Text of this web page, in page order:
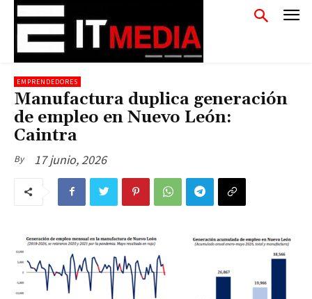
EMPRENDEDORES
Manufactura duplica generación
de empleo en Nuevo León:
Caintra
By 17 junio, 2026